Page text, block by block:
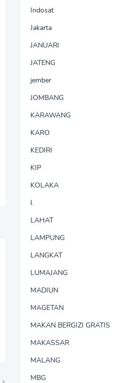
Indosat
Jakarta
JANUARI
JATENG
jember
JOMBANG
KARAWANG
KARO
KEDIRI
KIP
KOLAKA
l
LAHAT
LAMPUNG
LANGKAT
LUMAJANG
MADIUN
MAGETAN
MAKAN BERGIZI GRATIS
MAKASSAR
MALANG
MBG